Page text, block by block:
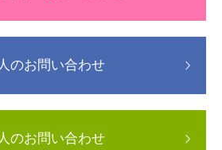
のお問い合わせ
のお問い合わせ